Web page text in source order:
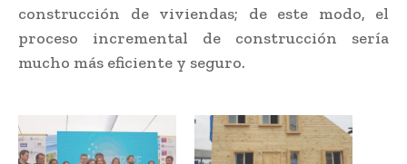
construcción de viviendas; de este modo, el
proceso incremental de construcción sería
mucho más eficiente y seguro.